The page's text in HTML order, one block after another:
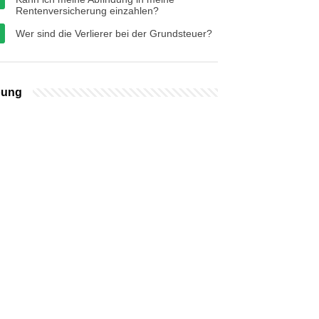
Rentenversicherung einzahlen?
Wer sind die Verlierer bei der Grundsteuer?